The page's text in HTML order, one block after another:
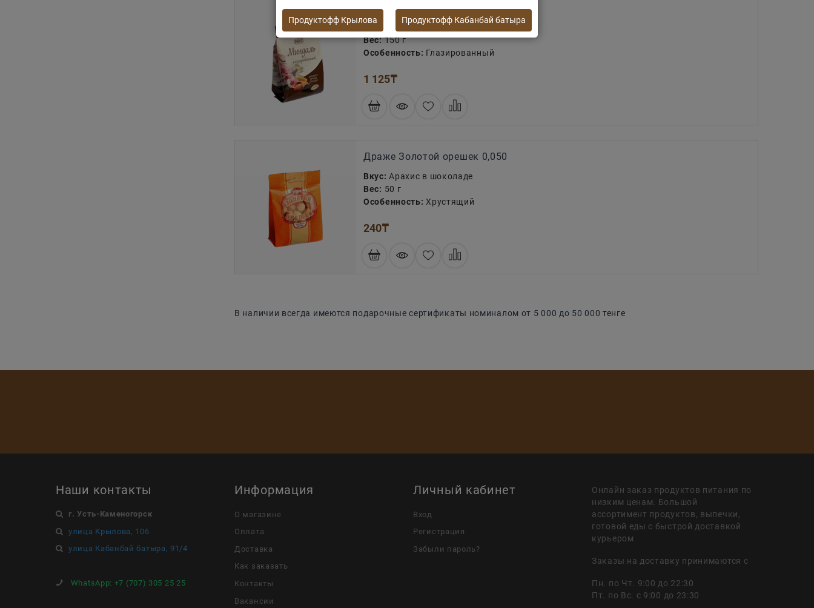
Миндаль глазированный 0,150 гр
Сладкий
Вес:150 г
Особенность: Глазированный
1 125₸
Драже Золотой орешек 0,050
Вкус: Арахис в шоколаде
Вес: 50 г
Особенность: Хрустящий
240₸
В наличии всегда имеются подарочные сертификаты номиналом от 5 000 до 50 000 тенге
Наши контакты
г. Усть-Каменогорск
улица Крылова, 106
улица Кабанбай батыра, 91/4
WhatsApp: +7 (707) 305 25 25
Информация
О магазине
Оплата
Доставка
Как заказать
Контакты
Вакансии
Личный кабинет
Вход
Регистрация
Забыли пароль?
Онлайн заказ продуктов питания по
низким ценам. Большой
ассортимент продуктов, выпечки,
готовой еды с быстрой доставкой
курьером
Заказы на доставку принимаются с
Пн. по Чт. 9:00 до 22:30
Пт. по Вс. с 9:00 до 23:30
Продуктофф Крылова Продуктофф Кабанбай батыра